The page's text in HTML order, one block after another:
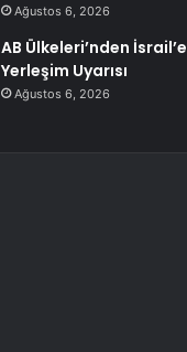
Ağustos 6, 2026
AB Ülkeleri’nden İsrail’e
Yerleşim Uyarısı
Ağustos 6, 2026